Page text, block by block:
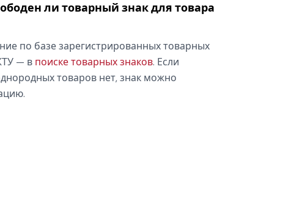
ли товарный знак для товара
по базе зарегистрированных товарных
— в поиске товарных знаков. Если
товаров нет, знак можно